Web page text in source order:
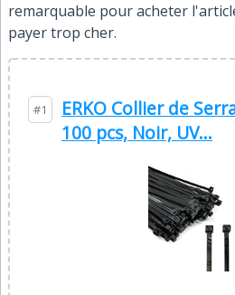
remarquable pour acheter
payer trop cher.
#1
ERKO Collier de
100 pcs, Noir, UV...